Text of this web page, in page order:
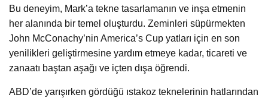
Bu deneyim, Mark’a tekne tasarlamanın ve inşa etmenin
her alanında bir temel oluşturdu. Zeminleri süpürmekten
John McConachy’nin America’s Cup yatları için en son
yenilikleri geliştirmesine yardım etmeye kadar, ticareti ve
zanaatı baştan aşağı ve içten dışa öğrendi.
ABD’de yarışırken gördüğü ıstakoz teknelerinin hatlarından